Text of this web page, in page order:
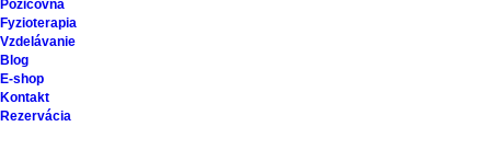
Požičovňa
Fyzioterapia
Vzdelávanie
Blog
E-shop
Kontakt
Rezervácia